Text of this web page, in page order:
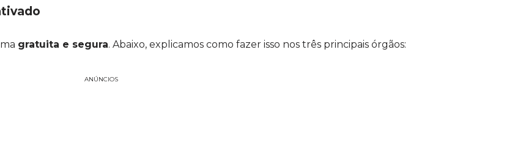
gratuita e segura. Abaixo, explicamos como fazer isso nos três principais órgãos:
ANÚNCIOS